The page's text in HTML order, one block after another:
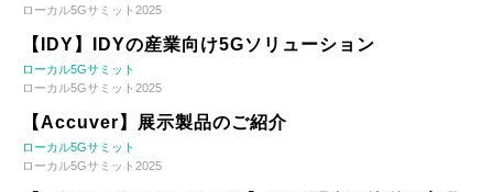
ローカル5Gサミット2025
【IDY】IDYの産業向け5Gソリューション
ローカル5Gサミット
ローカル5Gサミット2025
【Accuver】展示製品のご紹介
ローカル5Gサミット
ローカル5Gサミット2025